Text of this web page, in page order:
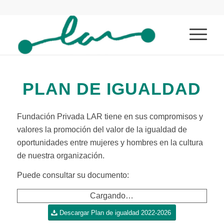
PLAN DE IGUALDAD
Fundación Privada LAR tiene en sus compromisos y
valores la promoción del valor de la igualdad de
oportunidades entre mujeres y hombres en la cultura
de nuestra organización.
Puede consultar su documento:
Cargando…
Descargar Plan de igualdad 2022-2026